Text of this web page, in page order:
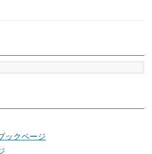
ックページ